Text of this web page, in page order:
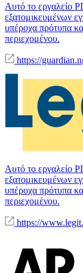
Αυτό το εργαλείο
εξατομικευμένων
υπέροχα πρότυπα
περιεχομένου.
https://
Αυτό το εργαλείο
εξατομικευμένων
υπέροχα πρότυπα
περιεχομένου.
https://